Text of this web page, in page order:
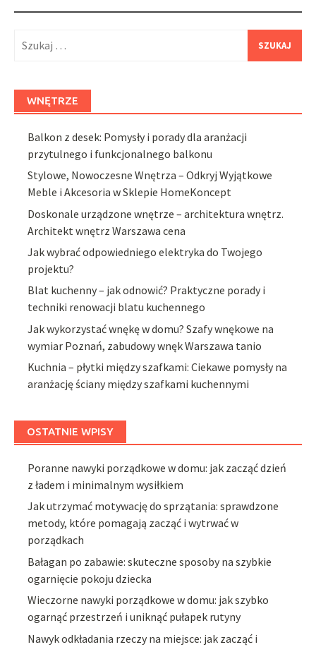
WNĘTRZE
Balkon z desek: Pomysły i porady dla aranżacji
przytulnego i funkcjonalnego balkonu
Stylowe, Nowoczesne Wnętrza – Odkryj Wyjątkowe
Meble i Akcesoria w Sklepie HomeKoncept
Doskonale urządzone wnętrze – architektura wnętrz.
Architekt wnętrz Warszawa cena
Jak wybrać odpowiedniego elektryka do Twojego
projektu?
Blat kuchenny – jak odnowić? Praktyczne porady i
techniki renowacji blatu kuchennego
Jak wykorzystać wnękę w domu? Szafy wnękowe na
wymiar Poznań, zabudowy wnęk Warszawa tanio
Kuchnia – płytki między szafkami: Ciekawe pomysły na
aranżację ściany między szafkami kuchennymi
OSTATNIE WPISY
Poranne nawyki porządkowe w domu: jak zacząć dzień
z ładem i minimalnym wysiłkiem
Jak utrzymać motywację do sprzątania: sprawdzone
metody, które pomagają zacząć i wytrwać w
porządkach
Bałagan po zabawie: skuteczne sposoby na szybkie
ogarnięcie pokoju dziecka
Wieczorne nawyki porządkowe w domu: jak szybko
ogarnąć przestrzeń i uniknąć pułapek rutyny
Nawyk odkładania rzeczy na miejsce: jak zacząć i